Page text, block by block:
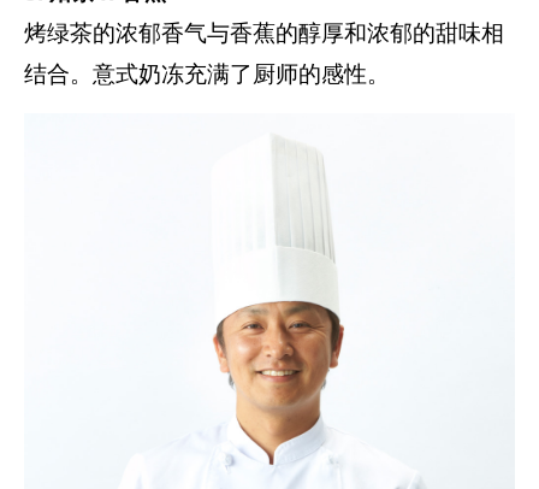
烤绿茶的浓郁香气与香蕉的醇厚和浓郁的甜味相
结合。意式奶冻充满了厨师的感性。